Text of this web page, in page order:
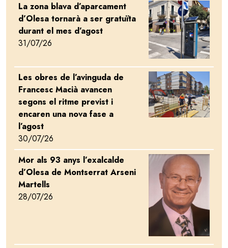
La zona blava d’aparcament
d’Olesa tornarà a ser gratuïta
durant el mes d’agost
31/07/26
Image
Les obres de l’avinguda de
Francesc Macià avancen
segons el ritme previst i
encaren una nova fase a
l’agost
30/07/26
Image
Mor als 93 anys l’exalcalde
d’Olesa de Montserrat Arseni
Martells
28/07/26
Image